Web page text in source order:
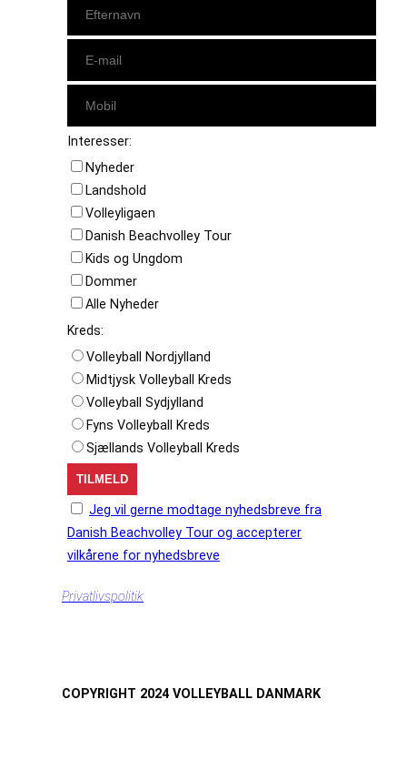
Interesser:
Nyheder
Landshold
Volleyligaen
Danish Beachvolley Tour
Kids og Ungdom
Dommer
Alle Nyheder
Kreds:
Volleyball Nordjylland
Midtjysk Volleyball Kreds
Volleyball Sydjylland
Fyns Volleyball Kreds
Sjællands Volleyball Kreds
Jeg vil gerne modtage nyhedsbreve fra
Danish Beachvolley Tour og accepterer
vilkårene for nyhedsbreve
Privatlivspolitik
COPYRIGHT 2024 VOLLEYBALL DANMARK